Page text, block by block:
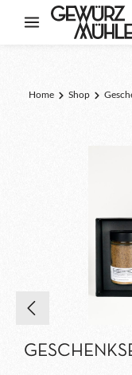
springen
Home Shop